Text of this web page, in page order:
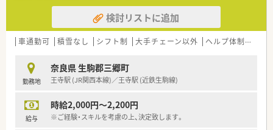
検討リストに追加
車通勤可 積雪なし シフト制 大手チェーン以外 ヘルプ体制充実
勤務地
奈良県 生駒郡三郷町
王寺駅 (JR関西本線)／王寺駅 (近鉄生駒線)
給与
時給2,000円～2,200円
※ご経験・スキルを考慮の上、決定致します。